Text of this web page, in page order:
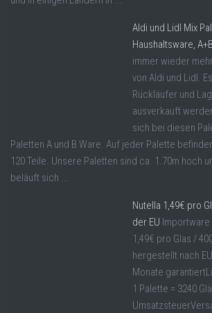
Aldi und Lidl Mix
Haushaltsware,
immer wieder
von Aldi und Lidl.
Rückläufer und
ausverkauft
sich bei diesen
Paletten A und B Ware. Auf jeder Palette
120 Teile. Unsere Paletten sind ca. 1.70m hoch
beläuft sich ...
Nutella 1,49€ pro
der EU
1,49€ pro Glas /
hergestellt nach
Monate
1 Palette = 3240